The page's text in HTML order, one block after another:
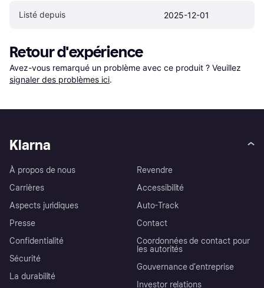
Listé depuis 2025-12-01
Retour d'expérience
Avez-vous remarqué un problème avec ce produit ? Veuillez
signaler des problèmes ici.
Klarna
À propos de nous
Carrières
Aspects juridiques
Presse
Confidentialité
Sécurité
La durabilité
Revendre
Accessibilité
Auto-Track
Contact
Coordonnées de contact pour
les autorités
Gouvernance d’entreprise
Investor relations